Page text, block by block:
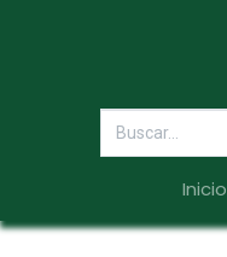
Inicio